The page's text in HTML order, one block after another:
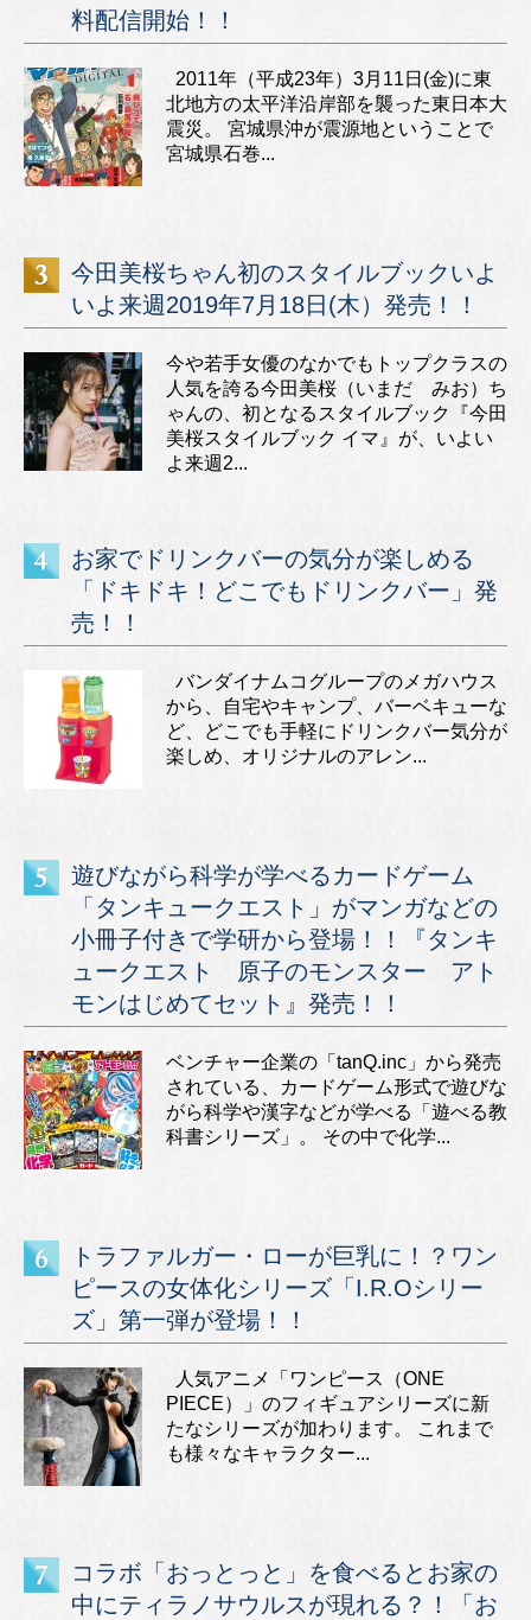
料配信開始！！
2011年（平成23年）3月11日(金)に東
北地方の太平洋沿岸部を襲った東日本大
震災。 宮城県沖が震源地ということで
宮城県石巻...
今田美桜ちゃん初のスタイルブックいよ
いよ来週2019年7月18日(木）発売！！
今や若手女優のなかでもトップクラスの
人気を誇る今田美桜（いまだ みお）ち
ゃんの、初となるスタイルブック『今田
美桜スタイルブック イマ』が、いよい
よ来週2...
お家でドリンクバーの気分が楽しめる
「ドキドキ！どこでもドリンクバー」発
売！！
バンダイナムコグループのメガハウス
から、自宅やキャンプ、バーベキューな
ど、どこでも手軽にドリンクバー気分が
楽しめ、オリジナルのアレン...
遊びながら科学が学べるカードゲーム
「タンキュークエスト」がマンガなどの
小冊子付きで学研から登場！！『タンキ
ュークエスト 原子のモンスター アト
モンはじめてセット』発売！！
ベンチャー企業の「tanQ.inc」から発売
されている、カードゲーム形式で遊びな
がら科学や漢字などが学べる「遊べる教
科書シリーズ」。 その中で化学...
トラファルガー・ローが巨乳に！？ワン
ピースの女体化シリーズ「I.R.Oシリー
ズ」第一弾が登場！！
人気アニメ「ワンピース（ONE
PIECE）」のフィギュアシリーズに新
たなシリーズが加わります。 これまで
も様々なキャラクター...
コラボ「おっとっと」を食べるとお家の
中にティラノサウルスが現れる？！「お